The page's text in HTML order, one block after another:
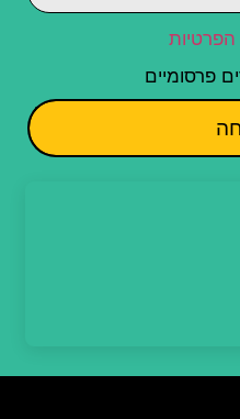
הפרטיות
פרסומיים